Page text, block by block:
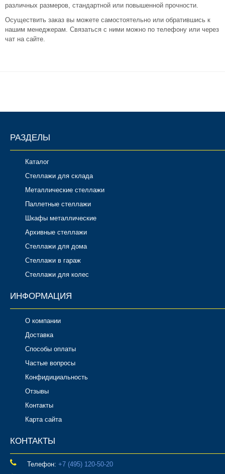
различных размеров, стандартной или повышенной прочности.
Осуществить заказ вы можете самостоятельно или обратившись к
нашим менеджерам. Связаться с ними можно по телефону или через
чат на сайте.
РАЗДЕЛЫ
Каталог
Стеллажи для склада
Металлические стеллажи
Паллетные стеллажи
Шкафы металлические
Архивные стеллажи
Стеллажи для дома
Стеллажи в гараж
Стеллажи для колес
ИНФОРМАЦИЯ
О компании
Доставка
Способы оплаты
Частые вопросы
Конфидициальность
Отзывы
Контакты
Карта сайта
КОНТАКТЫ
Телефон: ‎+7 (495) 120-50-20